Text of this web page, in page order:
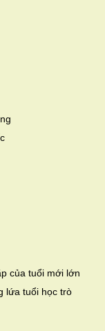
của tuổi mới lớn
lứa tuổi học trò